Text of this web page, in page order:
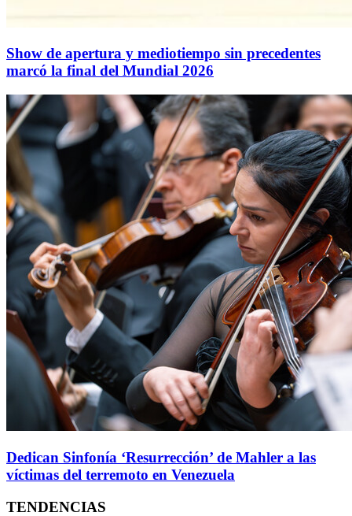
Show de apertura y mediotiempo sin precedentes
marcó la final del Mundial 2026
Dedican Sinfonía ‘Resurrección’ de Mahler a las
víctimas del terremoto en Venezuela
TENDENCIAS